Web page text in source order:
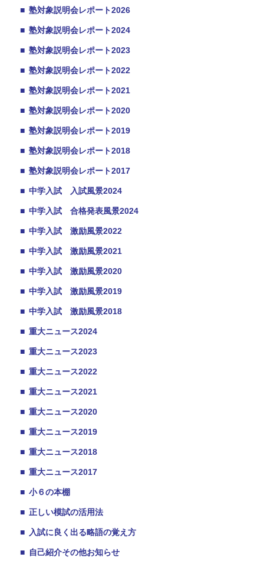
■ 塾対象説明会レポート2026
■ 塾対象説明会レポート2024
■ 塾対象説明会レポート2023
■ 塾対象説明会レポート2022
■ 塾対象説明会レポート2021
■ 塾対象説明会レポート2020
■ 塾対象説明会レポート2019
■ 塾対象説明会レポート2018
■ 塾対象説明会レポート2017
■ 中学入試 入試風景2024
■ 中学入試 合格発表風景2024
■ 中学入試 激励風景2022
■ 中学入試 激励風景2021
■ 中学入試 激励風景2020
■ 中学入試 激励風景2019
■ 中学入試 激励風景2018
■ 重大ニュース2024
■ 重大ニュース2023
■ 重大ニュース2022
■ 重大ニュース2021
■ 重大ニュース2020
■ 重大ニュース2019
■ 重大ニュース2018
■ 重大ニュース2017
■ 小６の本棚
■ 正しい模試の活用法
■ 入試に良く出る略語の覚え方
■ 自己紹介その他お知らせ